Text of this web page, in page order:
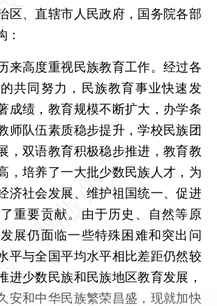
、直辖市人民政府，国务院各部
：
高度重视民族教育工作。经过各
共同努力，民族教育事业快速发
成绩，教育规模不断扩大，办学条
师队伍素质稳步提升，学校民族团
，双语教育积极稳步推进，教育教
，培养了一大批少数民族人才，为
济社会发展、维护祖国统一、促进
重要贡献。由于历史、自然等原
展仍面临一些特殊困难和突出问
平与全国平均水平相比差距仍然较
进少数民族和民族地区教育发展，
安和中华民族繁荣昌盛，现就加快